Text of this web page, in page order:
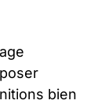
bien